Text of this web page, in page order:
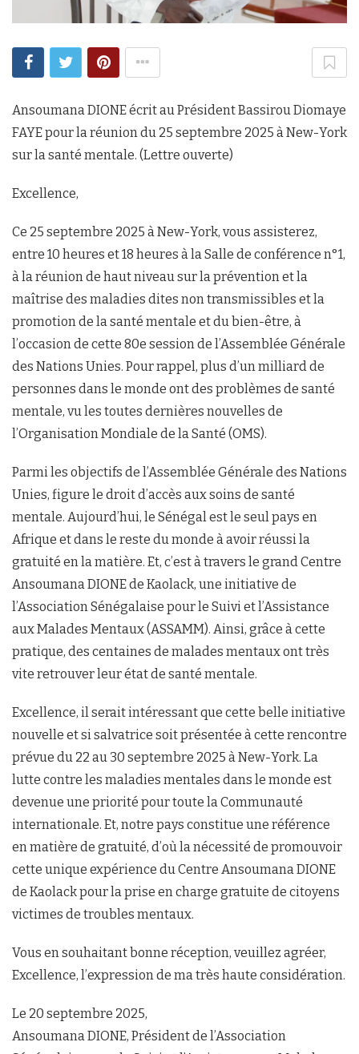
Ansoumana DIONE écrit au Président Bassirou Diomaye
FAYE pour la réunion du 25 septembre 2025 à New-York
sur la santé mentale. (Lettre ouverte)
Excellence,
Ce 25 septembre 2025 à New-York, vous assisterez,
entre 10 heures et 18 heures à la Salle de conférence n°1,
à la réunion de haut niveau sur la prévention et la
maîtrise des maladies dites non transmissibles et la
promotion de la santé mentale et du bien-être, à
l’occasion de cette 80e session de l’Assemblée Générale
des Nations Unies. Pour rappel, plus d’un milliard de
personnes dans le monde ont des problèmes de santé
mentale, vu les toutes dernières nouvelles de
l’Organisation Mondiale de la Santé (OMS).
Parmi les objectifs de l’Assemblée Générale des Nations
Unies, figure le droit d’accès aux soins de santé
mentale. Aujourd’hui, le Sénégal est le seul pays en
Afrique et dans le reste du monde à avoir réussi la
gratuité en la matière. Et, c’est à travers le grand Centre
Ansoumana DIONE de Kaolack, une initiative de
l’Association Sénégalaise pour le Suivi et l’Assistance
aux Malades Mentaux (ASSAMM). Ainsi, grâce à cette
pratique, des centaines de malades mentaux ont très
vite retrouver leur état de santé mentale.
Excellence, il serait intéressant que cette belle initiative
nouvelle et si salvatrice soit présentée à cette rencontre
prévue du 22 au 30 septembre 2025 à New-York. La
lutte contre les maladies mentales dans le monde est
devenue une priorité pour toute la Communauté
internationale. Et, notre pays constitue une référence
en matière de gratuité, d’où la nécessité de promouvoir
cette unique expérience du Centre Ansoumana DIONE
de Kaolack pour la prise en charge gratuite de citoyens
victimes de troubles mentaux.
Vous en souhaitant bonne réception, veuillez agréer,
Excellence, l’expression de ma très haute considération.
Le 20 septembre 2025,
Ansoumana DIONE, Président de l’Association